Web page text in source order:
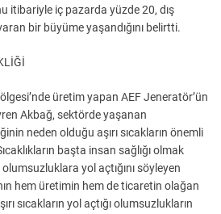
itibariyle iç pazarda yüzde 20, dış
bir büyüme yaşandığını belirtti.
üretim yapan AEF Jeneratör’ün
Akbağ, sektörde yaşanan
neden olduğu aşırı sıcakların önemli
başta insan sağlığı olmak
yol açtığını söyleyen
hem üretimin hem de ticaretin olağan
sıcakların yol açtığı olumsuzlukların